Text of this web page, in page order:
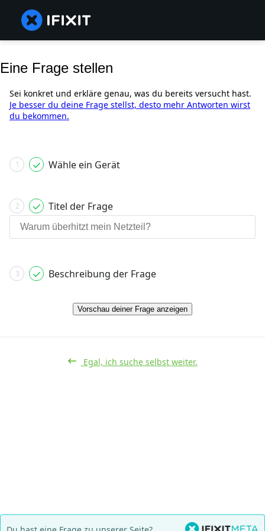
Eine Frage stellen
Sei konkret und erkläre genau, was du bereits versucht hast.
Je besser du deine Frage stellst, desto mehr Antworten wirst
du bekommen.
1 Wähle ein Gerät
2 Titel der Frage
3 Beschreibung der Frage
Vorschau deiner Frage anzeigen
Egal, ich suche selbst weiter.